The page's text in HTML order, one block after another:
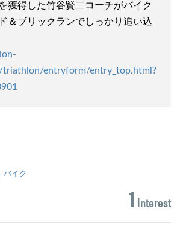
獲得した竹谷賢二コーチがバイク
＆ブリックランでしっかり追い込
triathlon/entryform/entry_top.html?
, バイク
1 interest